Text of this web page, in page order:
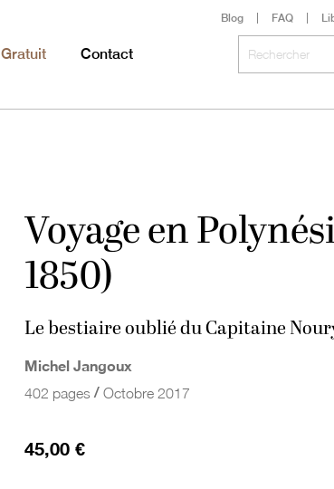
Blog FAQ
Gratuit Contact
Voyage en
1850)
Le bestiaire oublié du Capitaine
Michel Jangoux
402 pages / Octobre 2017
45,00 €